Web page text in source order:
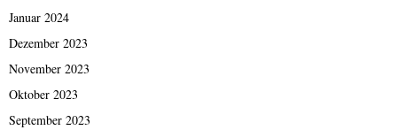
Januar 2024
Dezember 2023
November 2023
Oktober 2023
September 2023